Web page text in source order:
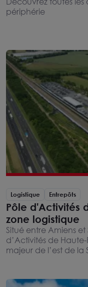
périphérie
Logistique Entrepôts
Pôle d'Activités
zone logistique
Situé entre Amiens
d’Activités de
majeur de l’est de la